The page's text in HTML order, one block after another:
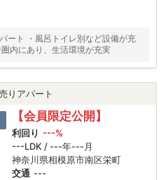
ート ・風呂トイレ別など設備が充
内にあり、生活環境が充実
りアパート
【会員限定公開】
利回り ---%
---LDK / ---年---月
神奈川県相模原市南区栄町
交通 ---